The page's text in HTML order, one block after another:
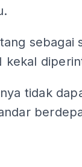
sebagai
kekal
tidak